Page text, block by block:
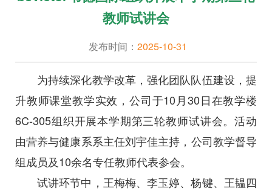
教师试讲会
发布时间： 2025-10-31
为持续深化教学改革，强化团队队伍建设，提
升教师课堂教学实效，公司于10月30日在教学楼
6C-305组织开展本学期第三轮教师试讲会。活动
由营养与健康系系主任刘宇佳主持，公司教学督导
组成员及10余名专任教师代表参会。
试讲环节中，王梅梅、李玉婷、杨键、王韫四